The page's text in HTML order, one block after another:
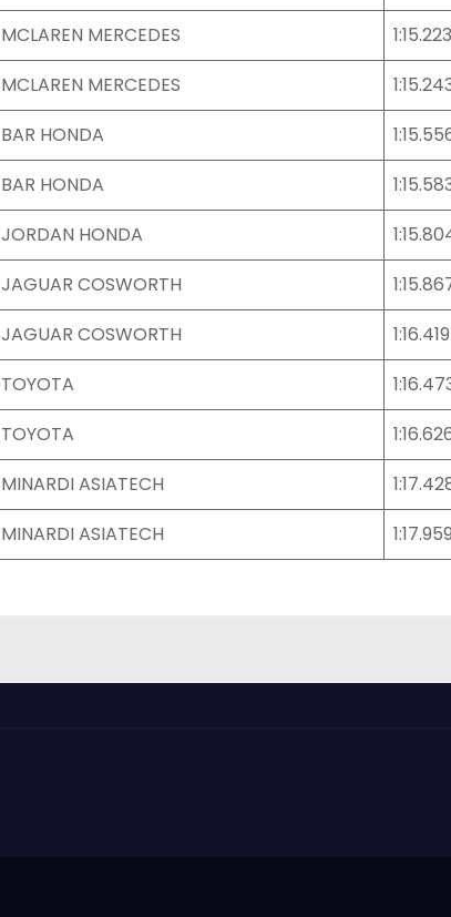
MCLAREN MERCEDES
1:15.223
MCLAREN MERCEDES
BAR HONDA
BAR HONDA
JORDAN HONDA
JAGUAR COSWORTH
JAGUAR COSWORTH
1:16.419
TOYOTA
TOYOTA
MINARDI ASIATECH
MINARDI ASIATECH 1:17.959